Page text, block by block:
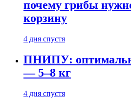
почему грибы
корзину
4 дня спустя
ПНИПУ:
— 5–8 кг
4 дня спустя